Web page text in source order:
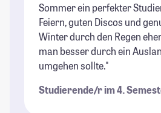
Sommer ein perfekter
Feiern, guten Discos und
Winter durch den Regen
man besser durch ein
umgehen sollte."
Studierende/r im 4.